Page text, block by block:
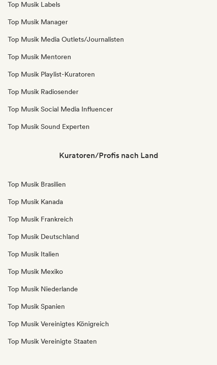
Top Musik Labels
Top Musik Manager
Top Musik Media Outlets/Journalisten
Top Musik Mentoren
Top Musik Playlist-Kuratoren
Top Musik Radiosender
Top Musik Social Media Influencer
Top Musik Sound Experten
Kuratoren/Profis nach Land
Top Musik Brasilien
Top Musik Kanada
Top Musik Frankreich
Top Musik Deutschland
Top Musik Italien
Top Musik Mexiko
Top Musik Niederlande
Top Musik Spanien
Top Musik Vereinigtes Königreich
Top Musik Vereinigte Staaten